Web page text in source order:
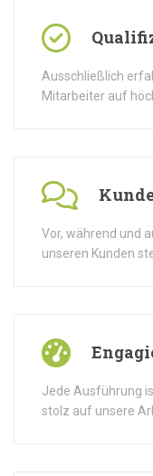
Ausschließlich
Mitarbeiter auf
Vor, während und
unseren Kunden
Jede Ausführung
stolz auf unsere